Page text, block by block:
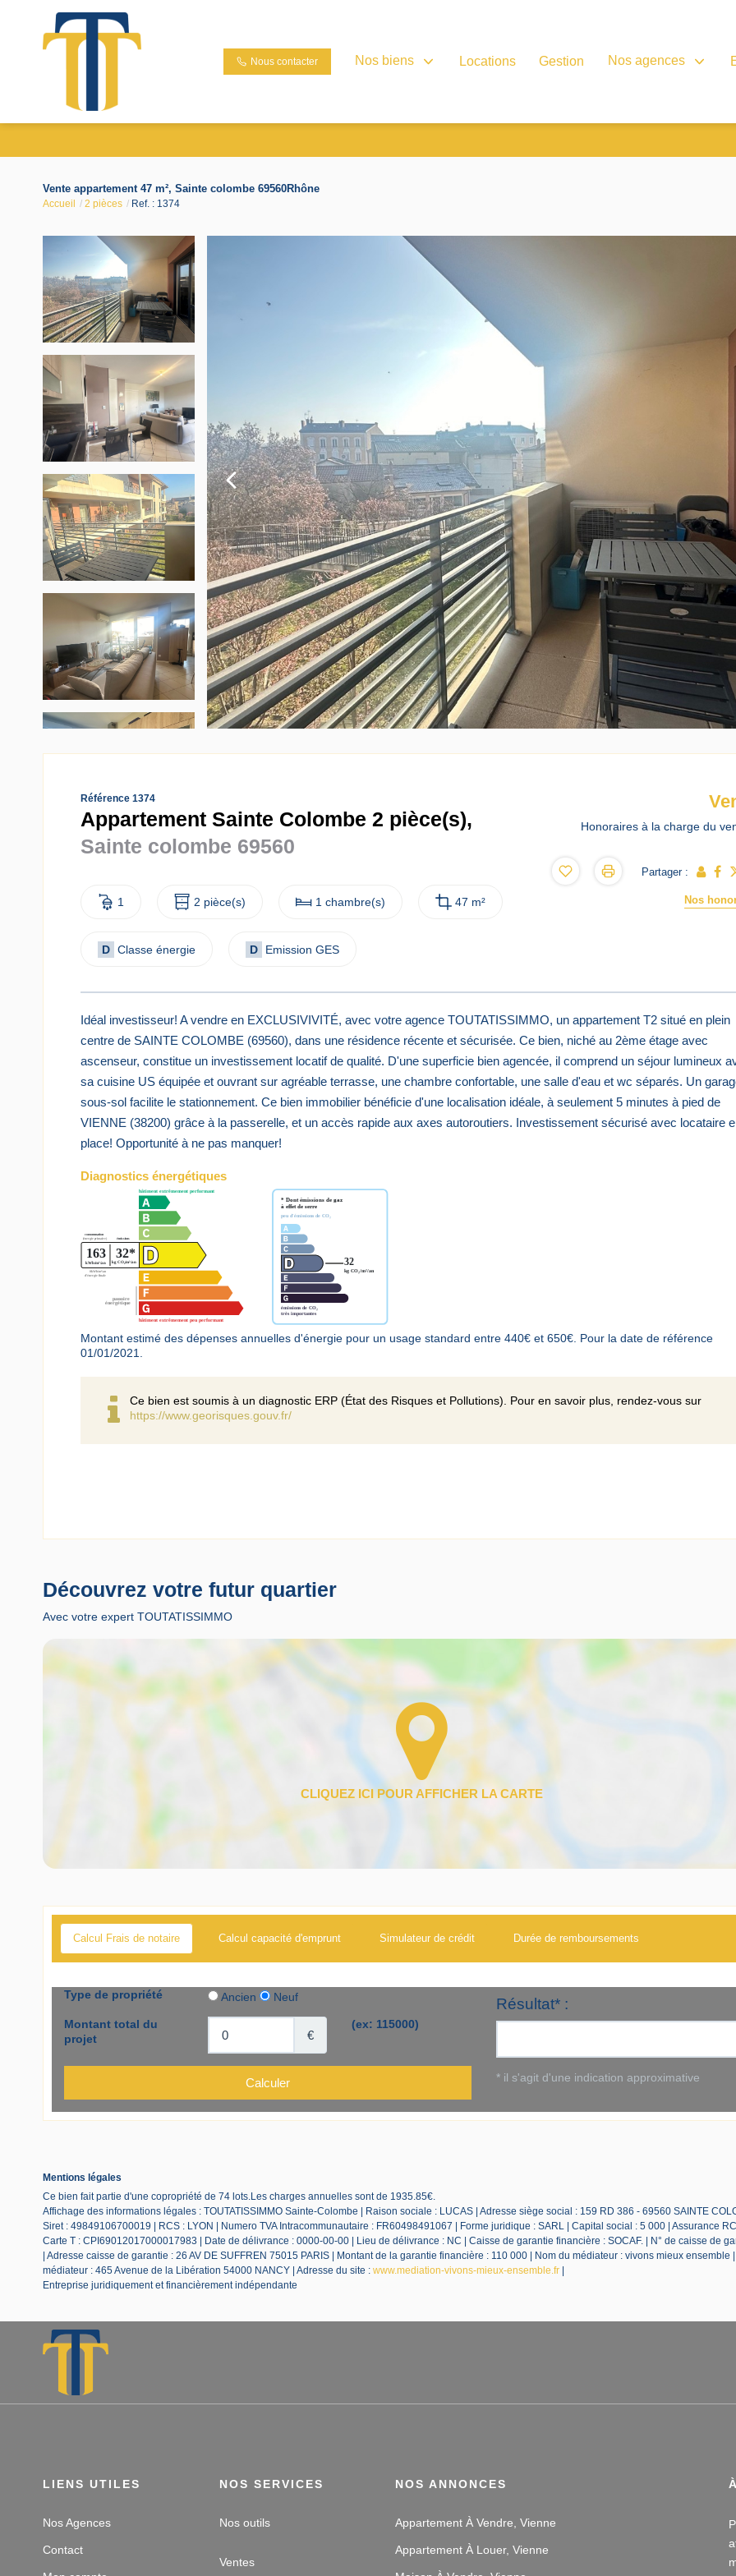
Nous contacter Nos biens Locations Gestion Nos agences
Vente appartement 47 m², Sainte colombe 69560Rhône
Accueil 2 pièces Ref. : 1374
Référence 1374
Appartement Sainte Colombe 2 pièce(s),
Sainte colombe 69560
1 2 pièce(s) 1 chambre(s) 47 m²
D Classe énergie D Emission GES
Honoraires à la charge du
Partager :
Nos
Idéal investisseur! A vendre en EXCLUSIVIVITÉ, avec votre agence TOUTATISSIMMO, un appartement T2 situé en plein
centre de SAINTE COLOMBE (69560), dans une résidence récente et sécurisée. Ce bien, niché au 2ème étage avec
ascenseur, constitue un investissement locatif de qualité. D'une superficie bien agencée, il comprend un séjour lumineux
sa cuisine US équipée et ouvrant sur agréable terrasse, une chambre confortable, une salle d'eau et wc séparés. Un
sous-sol facilite le stationnement. Ce bien immobilier bénéficie d'une localisation idéale, à seulement 5 minutes à pied de
VIENNE (38200) grâce à la passerelle, et un accès rapide aux axes autoroutiers. Investissement sécurisé avec locataire
place! Opportunité à ne pas manquer!
Diagnostics énergétiques
Montant estimé des dépenses annuelles d'énergie pour un usage standard entre 440€ et 650€. Pour la date de référence
01/01/2021.
Ce bien est soumis à un diagnostic ERP (État des Risques et Pollutions). Pour en savoir plus, rendez-vous sur
https://www.georisques.gouv.fr/
Découvrez votre futur quartier
Avec votre expert TOUTATISSIMMO
Calcul Frais de notaire Calcul capacité d'emprunt Simulateur de crédit Durée de remboursements
Mentions légales
Ce bien fait partie d'une copropriété de 74 lots.Les charges annuelles sont de 1935.85€.
Affichage des informations légales : TOUTATISSIMMO Sainte-Colombe | Raison sociale : LUCAS | Adresse siège social : 159 RD 386 - 69560 SAINTE
Siret : 49849106700019 | RCS : LYON | Numero TVA Intracommunautaire : FR60498491067 | Forme juridique : SARL | Capital social : 5 000 | Assurance
Carte T : CPI69012017000017983 | Date de délivrance : 0000-00-00 | Lieu de délivrance : NC | Caisse de garantie financière : SOCAF. | N° de caisse de
| Adresse caisse de garantie : 26 AV DE SUFFREN 75015 PARIS | Montant de la garantie financière : 110 000 | Nom du médiateur : vivons mieux ensemble
médiateur : 465 Avenue de la Libération 54000 NANCY | Adresse du site : www.mediation-vivons-mieux-ensemble.fr |
Entreprise juridiquement et financièrement indépendante
LIENS UTILES
Nos Agences
Contact
NOS SERVICES
Nos outils
Ventes
NOS ANNONCES
Appartement À Vendre, Vienne
Appartement À Louer, Vienne